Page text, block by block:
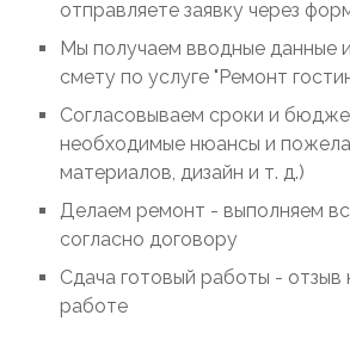
отправляете заявку через
Мы получаем вводные данные
смету по услуге "Ремонт
Согласовываем сроки и
необходимые нюансы и
материалов, дизайн и т. д.)
Делаем ремонт - выполняем
согласно договору
Сдача готовый работы - отзыв
работе